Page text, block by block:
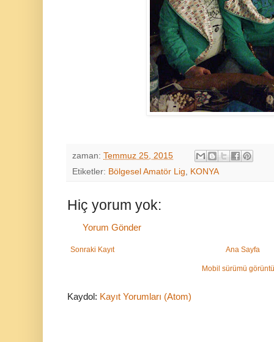
zaman: Temmuz 25, 2015
Etiketler: Bölgesel Amatör Lig, KONYA
Hiç yorum yok:
Yorum Gönder
Sonraki Kayıt Ana Sayfa
Mobil sürümü
Kaydol: Kayıt Yorumları (Atom)